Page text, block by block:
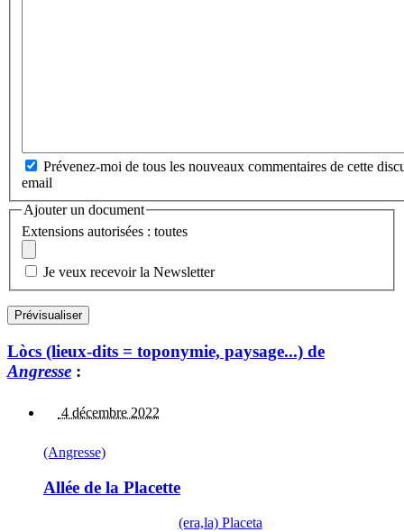
Prévenez-moi de tous les nouveaux commentaires de cette
email
Ajouter un document
Extensions autorisées : toutes
Je veux recevoir la Newsletter
Lòcs (lieux-dits = toponymie, paysage...) de
Angresse :
4 décembre 2022
(Angresse)
Allée de la Placette
(era,la) Placeta